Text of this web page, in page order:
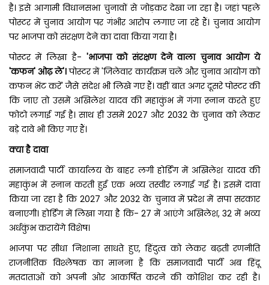
है। इसे आगामी विधानसभा चुनावों से जोड़कर देखा जा रहा है। जहां पहले
पोस्टर में चुनाव आयोग पर गंभीर आरोप लगाए जा रहे हैं। चुनाव आयोग
पर भाजपा को संरक्षण देने का दावा किया गया है।
पोस्टर में लिखा है- 'भाजपा को संरक्षण देने वाला चुनाव आयोग ये
'कफन' ओढ़ ले'।पोस्टर में 'जिलेवार कार्यक्रम चलें और चुनाव आयोग को
कफन भेंट करें' जैसे संदेश भी लिखे गए हैं। वहीं बात अगर दूसरे पोस्टर की
कि जाए तो उसमें अखिलेश यादव की महाकुंभ में गंगा स्नान करते हुए
फोटो लगाई गई है। साथ ही उसमें 2027 और 2032 के चुनाव को लेकर
बड़े दावे भी किए गए हैं।
क्या है दावा
समाजवादी पार्टी कार्यालय के बाहर लगी होर्डिंग में अखिलेश यादव की
महाकुंभ में स्नान करती हुई एक भव्य तस्वीर लगाई गई है। इसमें दावा
किया जा रहा है कि 2027 और 2032 के चुनाव में प्रदेश में सपा सरकार
बनाएगी। होर्डिंग में लिखा गया है कि- 27 में आएंगे अखिलेश, 32 में भव्य
अर्धकुंभ करायेंगे विशेष।
भाजपा पर सीधा निशाना साधते हुए, हिंदुत्व को लेकर बढ़ती रणनीति
राजनीतिक विश्लेषक का मानना है कि समाजवादी पार्टी अब हिंदू
मतदाताओं को अपनी ओर आकर्षित करने की कोशिश कर रही है।